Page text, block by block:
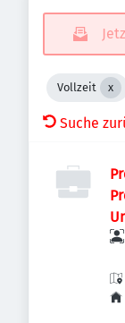
Vollzeit
Suche